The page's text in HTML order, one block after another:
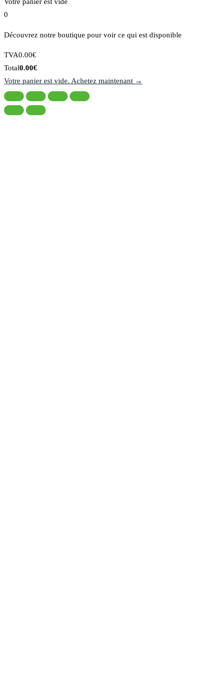
0
Découvrez notre boutique pour voir ce qui est disponible
Montant
de
la
taxe:
TVA0.00€
Total
du
panier:
Total0.00€
Votre panier est vide. Achetez maintenant →